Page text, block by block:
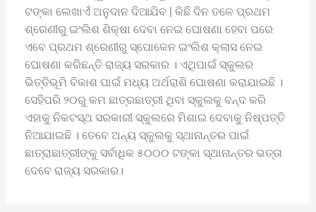
ଟଙ୍କା ଲେଖାଏଁ ଅନୁଦାନ ଦିଆଯିବ | କିଛି ଦିନ ତଳେ ପ୍ରଥମ
ଶ୍ରେଣୀରୁ ଇଂଲିଶ ଶିକ୍ଷା ଦେବା ନେଇ ଘୋଷଣା ହେବା ପରେ
ଏବେ ପ୍ରଥମ ଶ୍ରେଣୀରୁ ସ୍ପୋକେନ ଇଂଲିଶ କ୍ଲାସ ନେଇ
ଘୋଷଣା କରିଛନ୍ତି ରାଜ୍ୟ ସରକାର । ଏଥିପାଇଁ ସ୍କୁଲର
ଭିତ୍ତିଭୂମି ବିକାଶ ପାଇଁ ମଧ୍ୟ ଅର୍ଥରାଶି ଘୋଷଣା କରାଯାଇଛି ।
ସେହିପରି ୨୦ରୁ କମ ଛାତ୍ରଛାତ୍ରୀ ଥିବା ସ୍କୁଲକୁ ବନ୍ଦ କରି
ଏହାକୁ ନିକଟସ୍ଥ ସରକାରୀ ସ୍କୁଲରେ ମିଶାଇ ଦେବାକୁ ନିଷ୍ପତ୍ତି
ନିଆଯାଇଛି । ତେବେ ଅନ୍ୟ ସ୍କୁଲକୁ ସ୍ଥାନାନ୍ତର ପାଇଁ
ଛାତ୍ରାଛାତ୍ରୀଙ୍କୁ ସର୍ବାଧିକ ୫୦୦୦ ଟଙ୍କା ସ୍ଥାନାନ୍ତର ଭତ୍ତା
ଦେବେ ରାଜ୍ୟ ସରକାର।